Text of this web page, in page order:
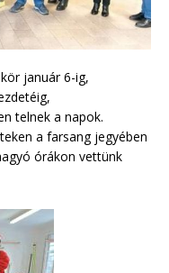
január 6-ig,
telnek a napok.
a farsang jegyében
órákon vettünk